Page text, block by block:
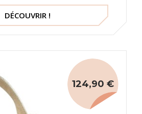
DÉCOUVRIR !
124,90 €